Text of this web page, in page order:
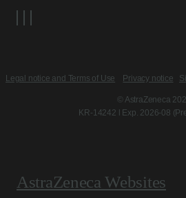
Legal notice and Terms of Use Privacy notice
© AstraZeneca
KR-14242 l Exp. 2026-08
AstraZeneca Websites